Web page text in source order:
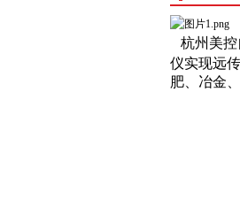
杭州美
仪实现远
肥、冶金